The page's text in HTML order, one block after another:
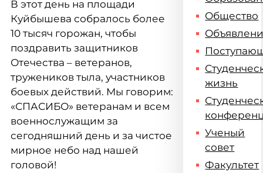
В этот день на площади
Куйбышева собралось более
10 тысяч горожан, чтобы
поздравить защитников
Отечества – ветеранов,
тружеников тыла, участников
боевых действий. Мы говорим:
«СПАСИБО» ветеранам и всем
военнослужащим за
сегодняшний день и за чистое
мирное небо над нашей
головой!
Общество
жизнь
Ученый
совет
Факультет